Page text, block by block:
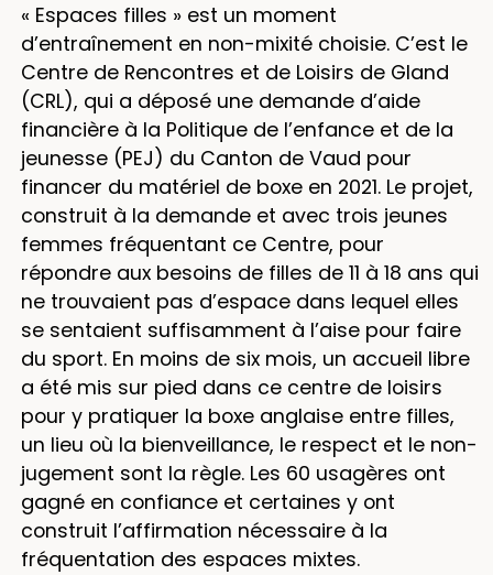
« Espaces filles » est un moment
d’entraînement en non-mixité choisie. C’est le
Centre de Rencontres et de Loisirs de Gland
(CRL), qui a déposé une demande d’aide
financière à la Politique de l’enfance et de la
jeunesse (PEJ) du Canton de Vaud pour
financer du matériel de boxe en 2021. Le projet,
construit à la demande et avec trois jeunes
femmes fréquentant ce Centre, pour
répondre aux besoins de filles de 11 à 18 ans qui
ne trouvaient pas d’espace dans lequel elles
se sentaient suffisamment à l’aise pour faire
du sport. En moins de six mois, un accueil libre
a été mis sur pied dans ce centre de loisirs
pour y pratiquer la boxe anglaise entre filles,
un lieu où la bienveillance, le respect et le non-
jugement sont la règle. Les 60 usagères ont
gagné en confiance et certaines y ont
construit l’affirmation nécessaire à la
fréquentation des espaces mixtes.